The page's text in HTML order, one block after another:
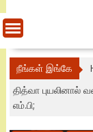
நீங்கள் இங்கே
தித்வா புயலினால்
எம்.பி;